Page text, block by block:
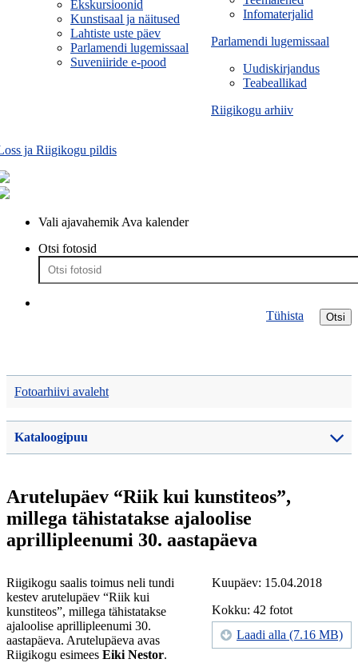
Infomaterjalid
Parlamendi lugemissaal
Uudiskirjandus
Teabeallikad
Riigikogu arhiiv
Ekskursioonid
Kunstisaal ja näitused
Lahtiste uste päev
Parlamendi lugemissaal
Suveniiride e-pood
ja Riigikogu pildis
Vali ajavahemik Ava kalender
Otsi fotosid
Otsi
Tühista
Fotoarhiivi avaleht
Kataloogipuu
Arutelupäev “Riik kui kunstiteos”,
millega tähistatakse ajaloolise
aprillipleenumi 30. aastapäeva
Kuupäev: 15.04.2018
Kokku: 42 fotot
Laadi alla (7.16 MB)
Riigikogu saalis toimus neli tundi
kestev arutelupäev “Riik kui
kunstiteos”, millega tähistatakse
ajaloolise aprillipleenumi 30.
aastapäeva. Arutelupäeva avas
Riigikogu esimees Eiki Nestor.